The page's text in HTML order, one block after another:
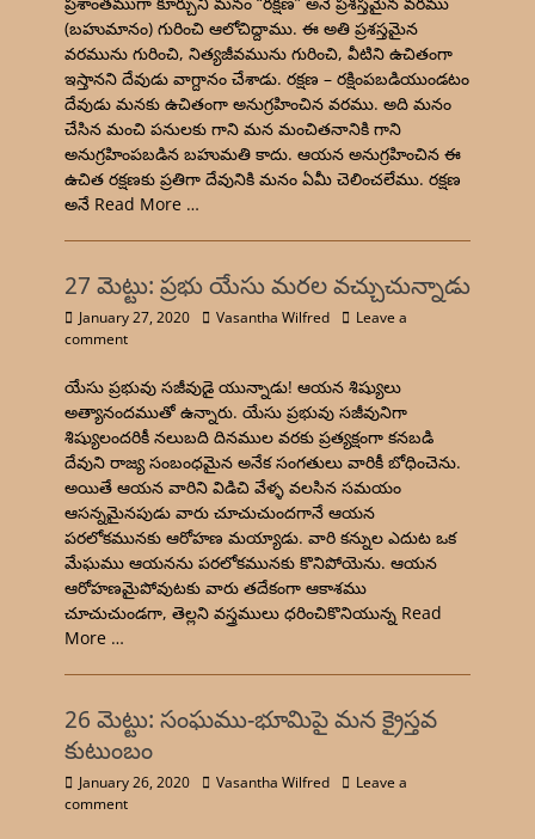
(బహుమానం) గురించి ఆలోచిద్దాము. ఈ అతి ప్రశస్తమైన
వరమును గురించి, నిత్యజీవమును గురించి, వీటిని ఉచితంగా
ఇస్తానని దేవుడు వాగ్దానం చేశాడు. రక్షణ – రక్షింపబడియుండటం
దేవుడు మనకు ఉచితంగా అనుగ్రహించిన వరము. అది మనం
చేసిన మంచి పనులకు గాని మన మంచితనానికి గాని
అనుగ్రహింపబడిన బహుమతి కాదు. ఆయన అనుగ్రహించిన ఈ
ఉచిత రక్షణకు ప్రతిగా దేవునికి మనం ఏమీ చెలించలేము. రక్షణ
అనే Read More …
27 మెట్టు: ప్రభు యేసు మరల వచ్చుచున్నాడు
January 27, 2020 Vasantha Wilfred
Leave a
comment
యేసు ప్రభువు సజీవుడై యున్నాడు! ఆయన శిష్యులు
అత్యానందముతో ఉన్నారు. యేసు ప్రభువు సజీవునిగా
శిష్యులందరికీ నలుబది దినముల వరకు ప్రత్యక్షంగా కనబడి
దేవుని రాజ్య సంబంధమైన అనేక సంగతులు వారికీ బోధించెను.
అయితే ఆయన వారిని విడిచి వేళ్ళ వలసిన సమయం
ఆసన్నమైనపుడు వారు చూచుచుందగానే ఆయన
పరలోకమునకు ఆరోహణ మయ్యాడు. వారి కన్నుల ఎదుట ఒక
మేఘము ఆయనను పరలోకమునకు కొనిపోయెను. ఆయన
ఆరోహణమైపోవుటకు వారు తదేకంగా ఆకాశము
చూచుచుండగా, తెల్లని వస్త్రములు ధరించికొనియున్న Read
More …
26 మెట్టు: సంఘము-భూమిపై మన క్రైస్తవ
కుటుంబం
January 26, 2020 Vasantha Wilfred
Leave a
comment